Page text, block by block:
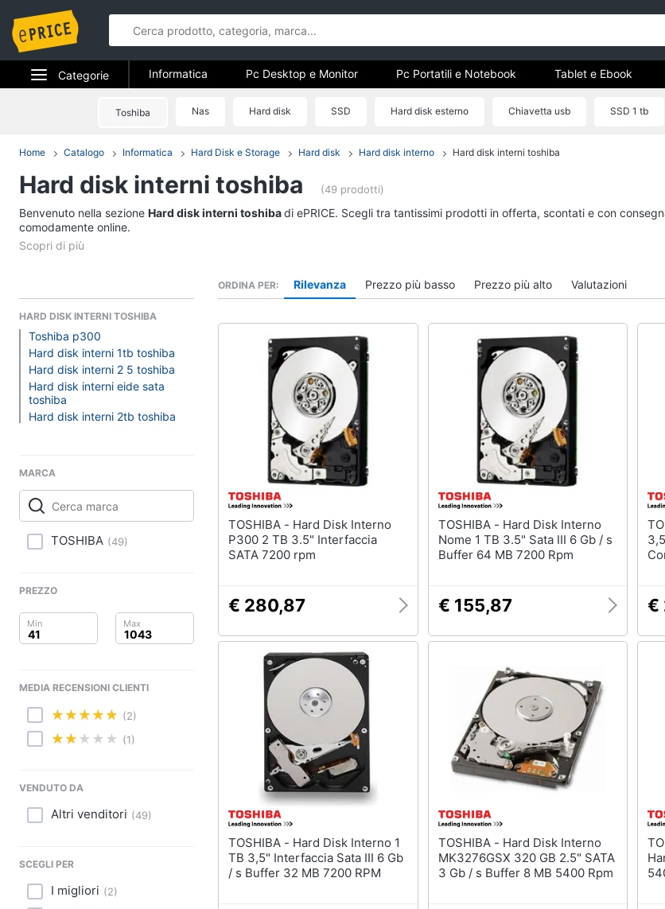
Categorie
Elettrodomestici
Telefonia
Tv e Home Cinema
Smart home
Audio e musica
Clima
Arredo
Giocattoli
Casalinghi
Sport
Motori
Libri, cd e dvd
Festività e ricorrenze
Promozioni
Informatica
Pc Desktop e Monitor
Computer fisso
Vedi tutti
Pc Portatili e Notebook
Vedi tutti Vedi tutti
Stampanti e Scanner
Stampanti
Stampanti 3D
Scanner
Stampanti laser
Vedi tutti
Hard disk esterno
Accessori informatica
Webcam
Sistema operativo windows 10
Informatica Pc Desktop e Monitor Pc Portatili e Notebook Tablet e Ebook
Toshiba Nas Hard disk SSD Hard disk esterno Chiavetta usb SSD 1 tb
Home Catalogo Informatica Hard Disk e Storage Hard disk Hard disk interno Hard disk interni toshiba
Hard disk interni toshiba (49 prodotti)
Benvenuto nella sezione Hard disk interni toshibadi ePRICE. Scegli tra tantissimi prodotti in offerta, scontati e con
comodamente online.
HARD DISK INTERNI TOSHIBA
Toshiba p300
Hard disk interni 1tb toshiba
Hard disk interni 2 5 toshiba
Hard disk interni eide sata
toshiba
Hard disk interni 2tb toshiba
MARCA
TOSHIBA (49)
PREZZO
MEDIA RECENSIONI CLIENTI
(2)
(1)
VENDUTO DA
Altri venditori (49)
SCEGLI PER
I migliori (2)
ORDINA PER Rilevanza Prezzo più basso Prezzo più alto Valutazioni
TOSHIBA - Hard Disk Interno
P300 2 TB 3.5" Interfaccia
SATA 7200 rpm
€ 280,87
TOSHIBA - Hard Disk Interno
Nome 1 TB 3.5" Sata III 6 Gb / s
Buffer 64 MB 7200 Rpm
€ 155,87 €
TOSHIBA - Hard Disk Interno 1
TB 3,5" Interfaccia Sata III 6 Gb
/ s Buffer 32 MB 7200 RPM
TOSHIBA - Hard Disk Interno
MK3276GSX 320 GB 2.5" SATA
3 Gb / s Buffer 8 MB 5400 Rpm